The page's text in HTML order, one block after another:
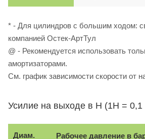
* - Для цилиндров с большим ходом:
компанией Остек-АртТул
@ - Рекомендуется использовать
амортизаторами.
См. график зависимости скорости от
Усилие на выходе в Н (1Н = 0,1
Диам. Рабочее давление в